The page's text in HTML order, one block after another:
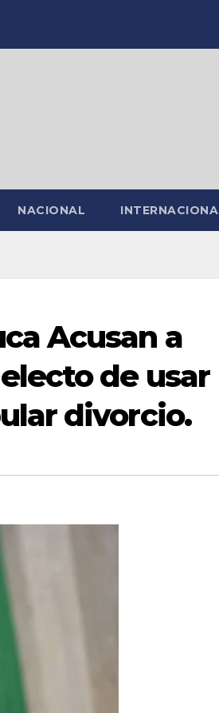
NACIONAL
Acusan a
de usar
divorcio.